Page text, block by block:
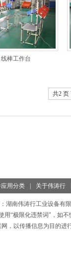
线棒工作台
共2 页
应用分类 关于伟涛行
湖南伟涛行工业设备有
“极限化违禁词"，如
，以传播信息为目的